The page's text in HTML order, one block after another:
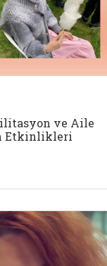
ve Aile
Etkinlikleri